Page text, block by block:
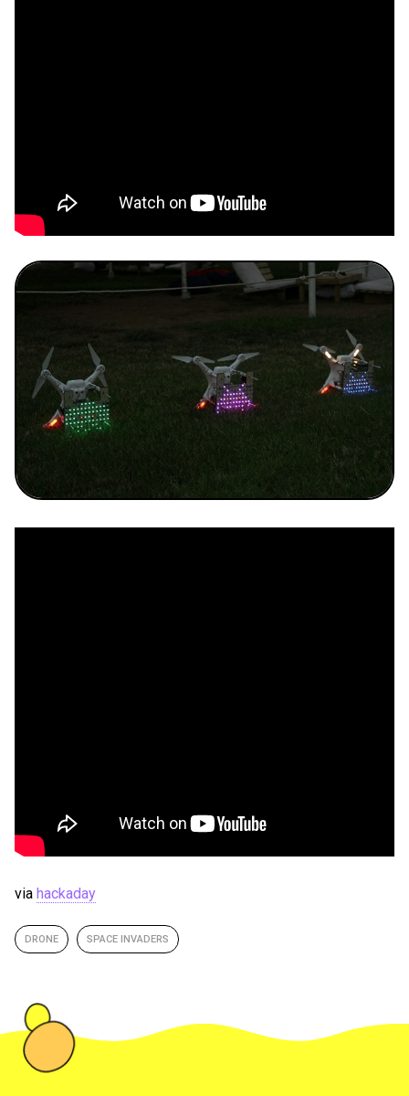
via hackaday
DRONE SPACE INVADERS